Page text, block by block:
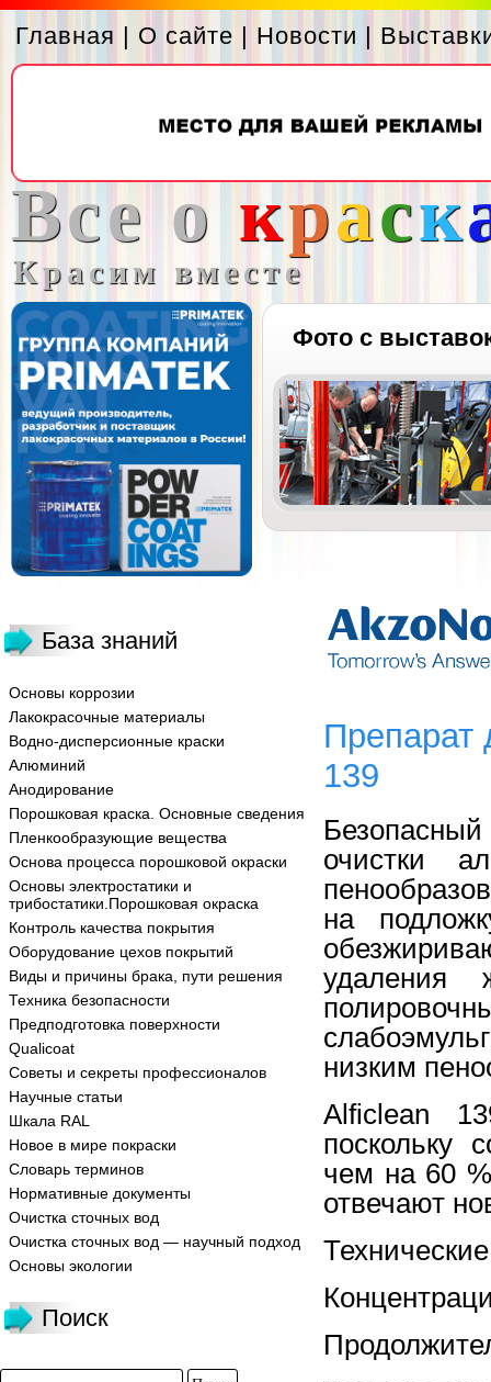
Главная | О сайте | Новости |
Все о краск
Красим вместе
Фото с
База знаний
Основы коррозии
Лакокрасочные материалы
Водно-дисперсионные краски
Алюминий
Анодирование
Порошковая краска. Основные сведения
Пленкообразующие вещества
Основа процесса порошковой окраски
Основы электростатики и
трибостатики.Порошковая окраска
Контроль качества покрытия
Оборудование цехов покрытий
Виды и причины брака, пути решения
Техника безопасности
Предподготовка поверхности
Qualicoat
Советы и секреты профессионалов
Научные статьи
Шкала RAL
Новое в мире покраски
Словарь терминов
Нормативные документы
Очистка сточных вод
Очистка сточных вод — научный подход
Основы экологии
Поиск
Препарат
139
очистки
на
низким
Alficlean
поскольку
чем на 60
отвечают